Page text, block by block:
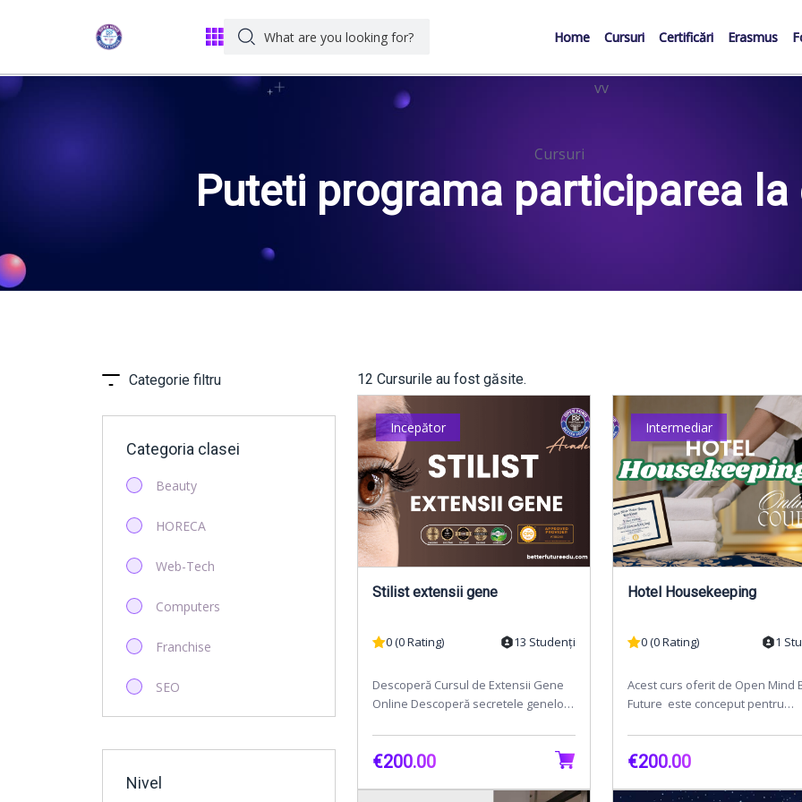
Home Cursuri Certificări Erasmus
vv
Cursuri
Puteti programa participarea la
Categorie filtru
Categoria clasei
Beauty
HORECA
Web-Tech
Computers
Franchise
SEO
Nivel
12 Cursurile au fost găsite.
Incepător
Stilist extensii gene
0 (0 Rating) 13 Studenți
Descoperă Cursul de Extensii Gene
Online Descoperă secretele genelor
Extensii Gene!...
€200.00
Intermediar
Hotel Housekeeping
0 (0 Rating) 1
Acest curs oferit de Open Mind
Future este conceput pentru
înțelegere fund...
€200.00